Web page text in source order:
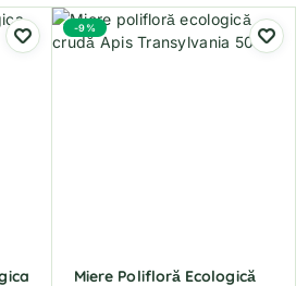
-9%
Miere Polifloră Ecologică